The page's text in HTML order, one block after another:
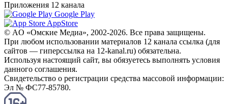
Приложения 12 канала
Google Play
AppStore
© AO «Омские Медиа», 2002-2026. Все права защищены.
При любом использовании материалов 12 канала ссылка (для
сайтов — гиперссылка на 12-kanal.ru) обязательна.
Используя настоящий сайт, вы обязуетесь выполнять условия
данного соглашения.
Свидетельство о регистрации средства массовой информации:
Эл № ФС77-85780.